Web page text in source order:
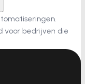
voor bedrijven die